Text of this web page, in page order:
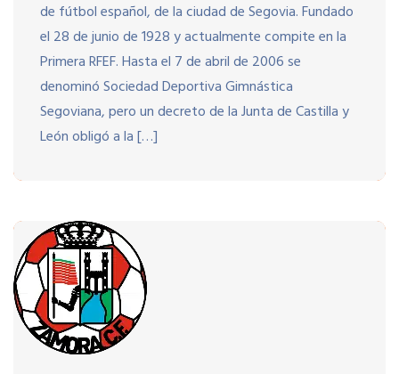
de fútbol español, de la ciudad de Segovia. Fundado
el 28 de junio de 1928 y actualmente compite en la
Primera RFEF. Hasta el 7 de abril de 2006 se
denominó Sociedad Deportiva Gimnástica
Segoviana, pero un decreto de la Junta de Castilla y
León obligó a la […]